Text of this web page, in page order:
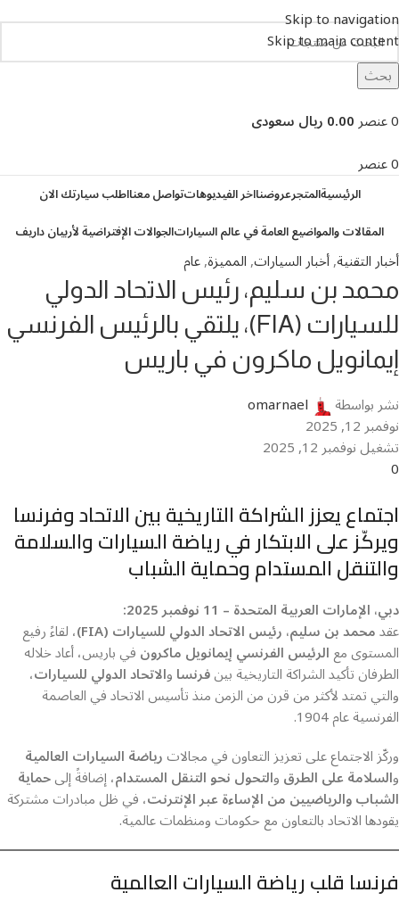
Skip to navigation
Skip to main content
بحث
0عنصر0.00 ريال سعودى
0عنصر
الرئيسيةالمتجرعروضنااخر الفيديوهاتتواصل معنااطلب سيارتك الان
المقالات والمواضيع العامة في عالم السياراتالجوالات الإفتراضية لأربيان داريف
أخبار التقنية,أخبار السيارات,المميزة,عام
محمد بن سليم، رئيس الاتحاد الدولي
للسيارات (FIA)، يلتقي بالرئيس الفرنسي
إيمانويل ماكرون في باريس
نشر بواسطة omarnael
نوفمبر 12, 2025
تشغيل نوفمبر 12, 2025
0
اجتماع يعزز الشراكة التاريخية بين الاتحاد وفرنسا
ويركّز على الابتكار في رياضة السيارات والسلامة
والتنقل المستدام وحماية الشباب
دبي، الإمارات العربية المتحدة – 11 نوفمبر 2025:
عقدمحمد بن سليم، رئيس الاتحاد الدولي للسيارات (FIA) ، لقاءً رفيع
المستوى معالرئيس الفرنسي إيمانويل ماكرونفي باريس، أعاد خلاله
الطرفان تأكيد الشراكة التاريخية بينفرنساوالاتحاد الدولي للسيارات،
والتي تمتد لأكثر من قرن من الزمن منذ تأسيس الاتحاد في العاصمة
الفرنسية عام 1904.
وركّز الاجتماع على تعزيز التعاون في مجالاترياضة السيارات العالمية
والسلامة على الطرقوالتحول نحو التنقل المستدام، إضافةً إلىحماية
الشباب والرياضيين من الإساءة عبر الإنترنت، في ظل مبادرات مشتركة
يقودها الاتحاد بالتعاون مع حكومات ومنظمات عالمية.
فرنسا قلب رياضة السيارات العالمية